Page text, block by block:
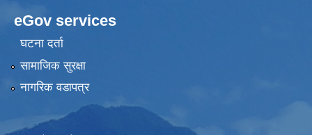
eGov services
घटना दर्ता
सामाजिक सुरक्षा
नागरिक वडापत्र